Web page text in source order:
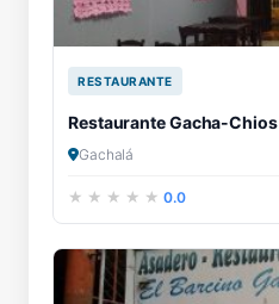
RESTAURANTE
Restaurante Gacha-Chios
Gachalá
0.0